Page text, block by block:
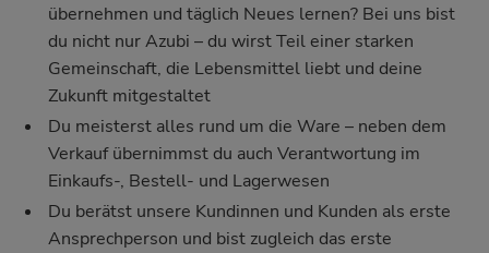
übernehmen und täglich Neues lernen? Bei uns bist
du nicht nur Azubi – du wirst Teil einer starken
Gemeinschaft, die Lebensmittel liebt und deine
Zukunft mitgestaltet
Du meisterst alles rund um die Ware – neben dem
Verkauf übernimmst du auch Verantwortung im
Einkaufs-, Bestell- und Lagerwesen
Du berätst unsere Kundinnen und Kunden als erste
Ansprechperson und bist zugleich das erste